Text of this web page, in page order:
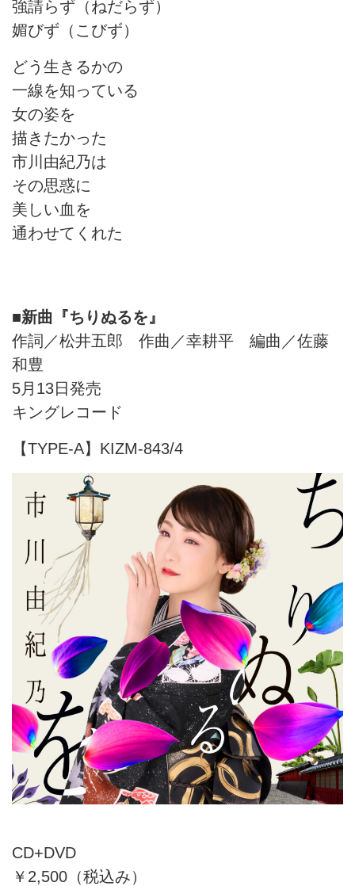
強請らず（ねだらず）
媚びず（こびず）
どう生きるかの
一線を知っている
女の姿を
描きたかった
市川由紀乃は
その思惑に
美しい血を
通わせてくれた
■新曲『ちりぬるを』
作詞／松井五郎 作曲／幸耕平 編曲／佐藤
和豊
5月13日発売
キングレコード
【TYPE-A】KIZM-843/4
CD+DVD
￥2,500（税込み）